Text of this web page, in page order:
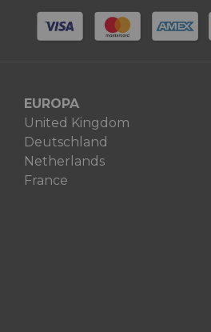
EUROPA
United Kingdom
Deutschland
Netherlands
France